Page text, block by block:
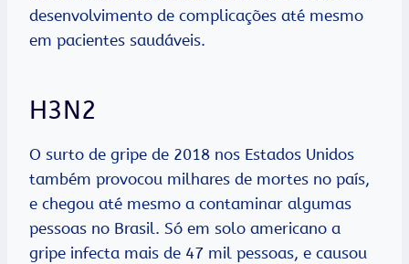
desenvolvimento de complicações até mesmo
em pacientes saudáveis.
H3N2
O surto de gripe de 2018 nos Estados Unidos
também provocou milhares de mortes no país,
e chegou até mesmo a contaminar algumas
pessoas no Brasil. Só em solo americano a
gripe infecta mais de 47 mil pessoas, e causou